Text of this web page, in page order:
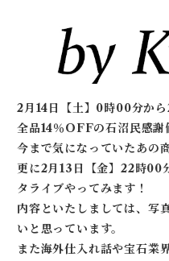
2月14日【土】0時00分か
全品14％OFFの石沼民感謝
今まで気になっていたあの
更に2月13日【金】22時00
タライブやってみます！
内容といたしましては、写
いと思っています。
また海外仕入れ話や宝石業